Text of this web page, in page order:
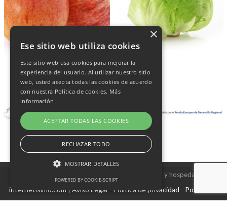
Copyright © 2026 Frutas Champi s.l. - Diseño y hospedaje
internetísimo.com | Aviso Legal Política de privacidad - Política de
×
Ese sitio web utiliza cookies
Este sitio web usa cookies para mejorar la
experiencia del usuario. Al utilizar nuestro sitio
web, usted acepta todas las cookies de acuerdo
con nuestra Política de cookies. Más
información
ACEPTAR TODAS LAS COOKIES
RECHAZAR TODO
MOSTRAR DETALLES
POWERED BY COOKIE-SCRIPT